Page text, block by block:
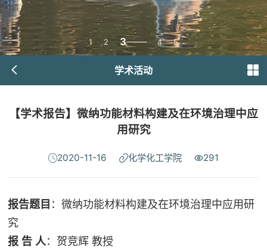
1 2 3 4 5
学术活动
【学术报告】微纳功能材料构建及在环境治理中应
用研究
2020-11-16 化学化工学院 291
报告题目 ：微纳功能材料构建及在环境治理中应用研
究
报 告 人：贺竞辉教授